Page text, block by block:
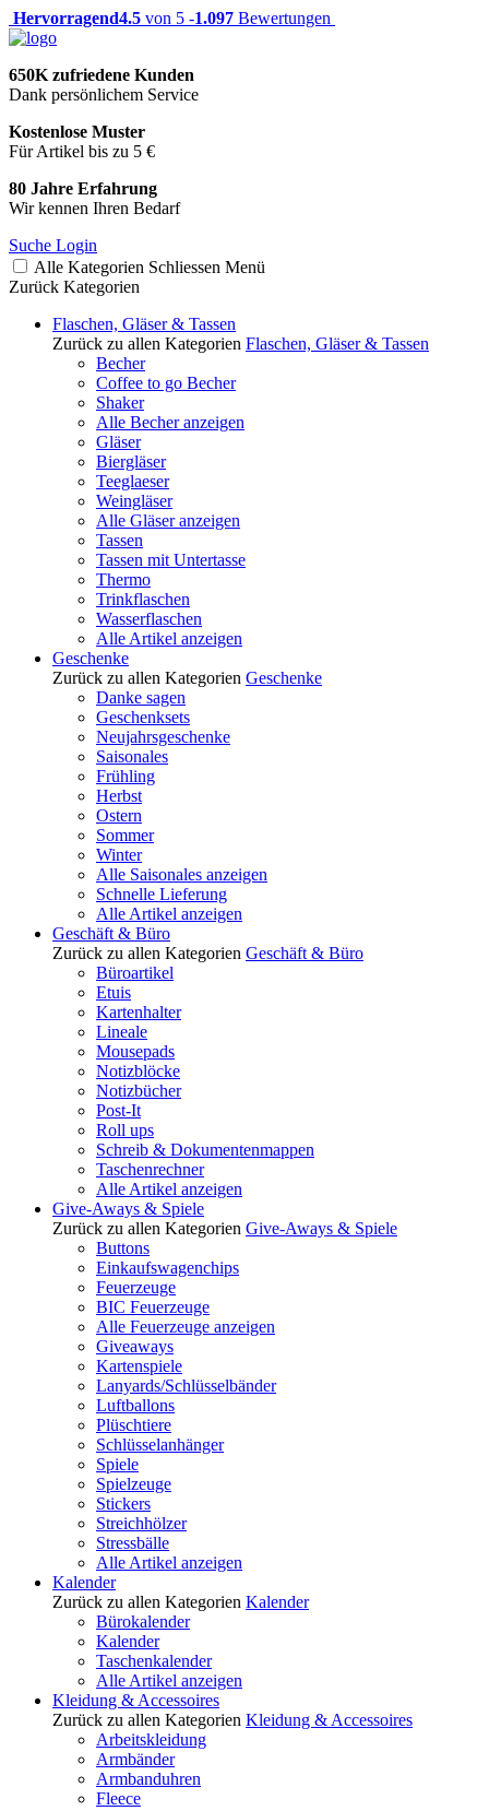
Hervorragend4.5 von 5 -1.097 Bewertungen
650K zufriedene Kunden
Dank persönlichem Service
Kostenlose Muster
Für Artikel bis zu 5 €
80 Jahre Erfahrung
Wir kennen Ihren Bedarf
Suche Login
Alle Kategorien Schliessen Menü
Zurück Kategorien
Flaschen, Gläser & Tassen
Zurück zu allen Kategorien Flaschen, Gläser & Tassen
Becher
Coffee to go Becher
Shaker
Alle Becher anzeigen
Gläser
Biergläser
Teeglaeser
Weingläser
Alle Gläser anzeigen
Tassen
Tassen mit Untertasse
Thermo
Trinkflaschen
Wasserflaschen
Alle Artikel anzeigen
Geschenke
Zurück zu allen Kategorien Geschenke
Danke sagen
Geschenksets
Neujahrsgeschenke
Saisonales
Frühling
Herbst
Ostern
Sommer
Winter
Alle Saisonales anzeigen
Schnelle Lieferung
Alle Artikel anzeigen
Geschäft & Büro
Zurück zu allen Kategorien Geschäft & Büro
Büroartikel
Etuis
Kartenhalter
Lineale
Mousepads
Notizblöcke
Notizbücher
Post-It
Roll ups
Schreib & Dokumentenmappen
Taschenrechner
Alle Artikel anzeigen
Give-Aways & Spiele
Zurück zu allen Kategorien Give-Aways & Spiele
Buttons
Einkaufswagenchips
Feuerzeuge
BIC Feuerzeuge
Alle Feuerzeuge anzeigen
Giveaways
Kartenspiele
Lanyards/Schlüsselbänder
Luftballons
Plüschtiere
Schlüsselanhänger
Spiele
Spielzeuge
Stickers
Streichhölzer
Stressbälle
Alle Artikel anzeigen
Kalender
Zurück zu allen Kategorien Kalender
Bürokalender
Kalender
Taschenkalender
Alle Artikel anzeigen
Kleidung & Accessoires
Zurück zu allen Kategorien Kleidung & Accessoires
Arbeitskleidung
Armbänder
Armbanduhren
Fleece